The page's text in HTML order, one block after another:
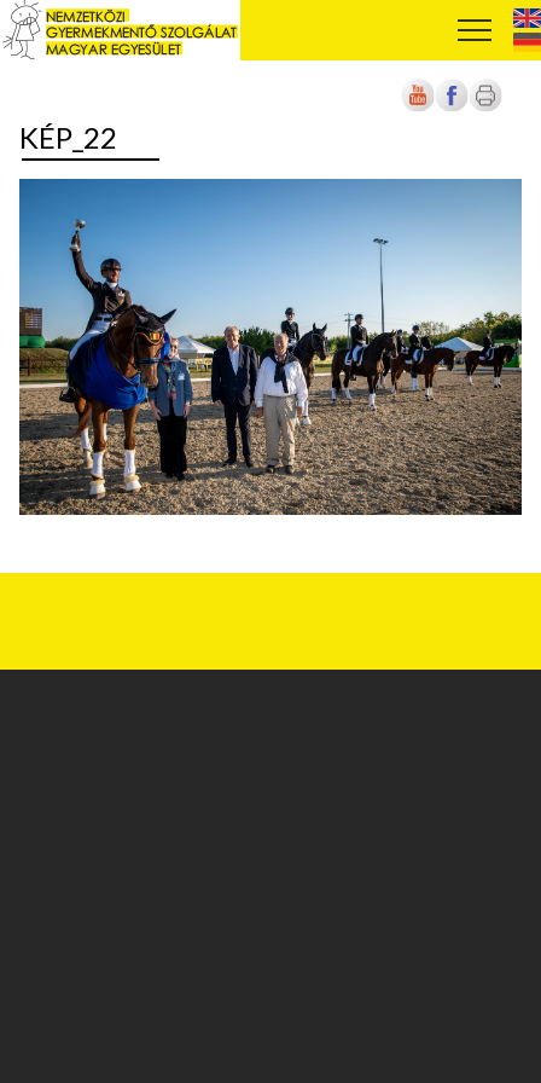
KÉP_22